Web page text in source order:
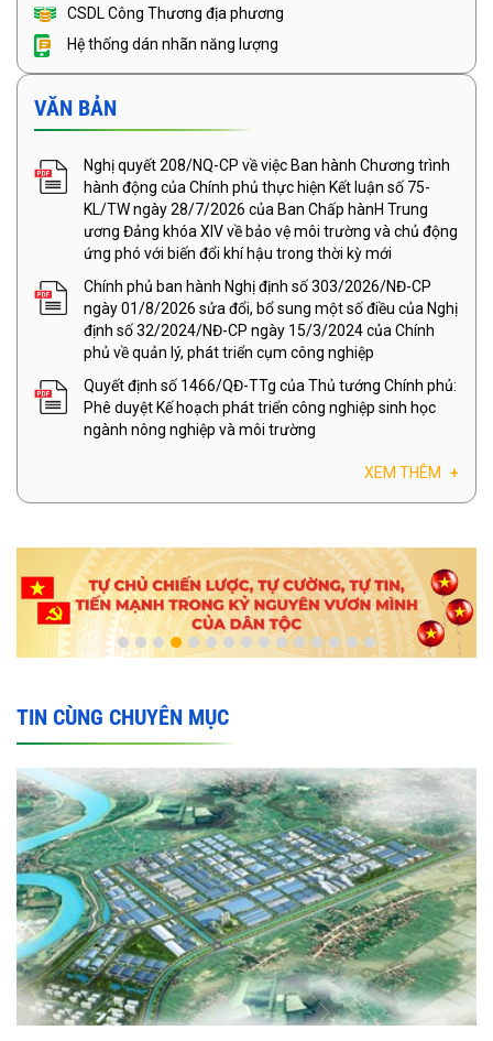
CSDL Công Thương địa phương
Hệ thống dán nhãn năng lượng
VĂN BẢN
Nghị quyết 208/NQ-CP về việc Ban hành Chương trình
hành động của Chính phủ thực hiện Kết luận số 75-
KL/TW ngày 28/7/2026 của Ban Chấp hànH Trung
ương Đảng khóa XIV về bảo vệ môi trường và chủ động
ứng phó với biến đổi khí hậu trong thời kỳ mới
Chính phủ ban hành Nghị định số 303/2026/NĐ-CP
ngày 01/8/2026 sửa đổi, bổ sung một số điều của Nghị
định số 32/2024/NĐ-CP ngày 15/3/2024 của Chính
phủ về quản lý, phát triển cụm công nghiệp
Quyết định số 1466/QĐ-TTg của Thủ tướng Chính phủ:
Phê duyệt Kế hoạch phát triển công nghiệp sinh học
ngành nông nghiệp và môi trường
XEM THÊM +
TIN CÙNG CHUYÊN MỤC